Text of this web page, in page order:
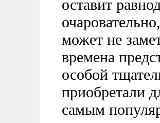
оставит
может не
времена
особой
приобретали
самым